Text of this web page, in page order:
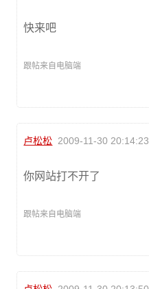
快来吧
跟帖来自电脑端
卢松松 2009-11-30 20:14:23
你网站打不开了
跟帖来自电脑端